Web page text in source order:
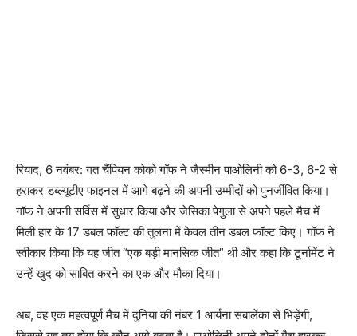
रियाद, 6 नवंबर: गत चैंपियन कोको गॉफ ने जैस्मीन पाओलिनी को 6-3, 6-2 से
हराकर डब्ल्यूटीए फाइनल में आगे बढ़ने की अपनी उम्मीदों को पुनर्जीवित किया।
गॉफ ने अपनी सर्विस में सुधार किया और जेसिका पेगुला से अपने पहले मैच में
मिली हार के 17 डबल फॉल्ट की तुलना में केवल तीन डबल फॉल्ट किए। गॉफ ने
स्वीकार किया कि यह जीत “एक बड़ी मानसिक जीत” थी और कहा कि टूर्नामेंट ने
उन्हें खुद को साबित करने का एक और मौका दिया।
अब, वह एक महत्वपूर्ण मैच में दुनिया की नंबर 1 आर्यना सबालेंका से भिड़ेंगी,